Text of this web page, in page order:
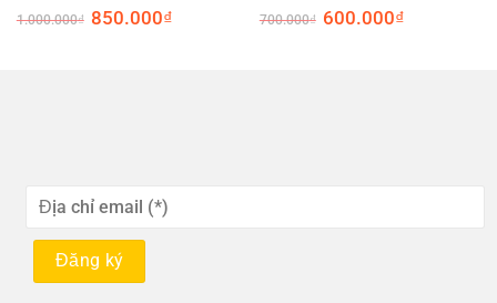
1.000.000₫ Original
price
850.000₫ 700.000₫ Original
price
600.000₫